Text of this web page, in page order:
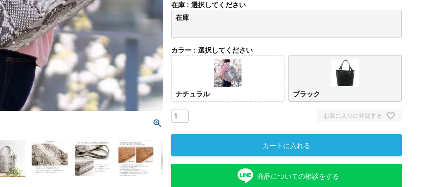
ナチュラル ブラック
)
在庫
選択してください
在庫
カラー 選択してください
ナチュラル ブラック
お気に入りに登録する
カートに入れる
商品についての相談をする